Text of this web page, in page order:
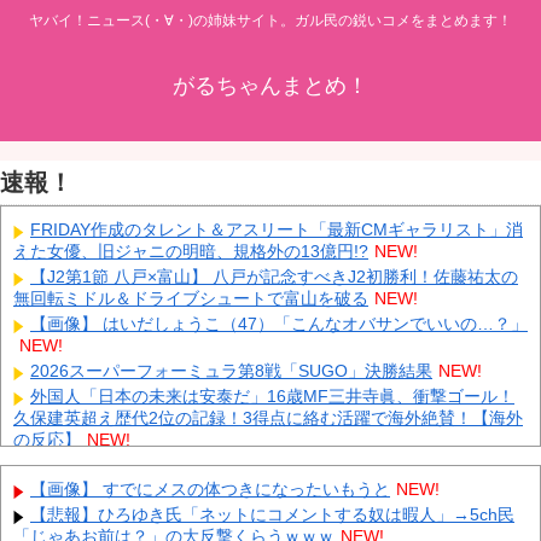
ヤバイ！ニュース(・∀・)の姉妹サイト。ガル民の鋭いコメをまとめます！
がるちゃんまとめ！
速報！
FRIDAY作成のタレント＆アスリート「最新CMギャラリスト」消
えた女優、旧ジャニの明暗、規格外の13億円!? NEW!
【J2第1節 八戸×富山】 八戸が記念すべきJ2初勝利！佐藤祐太の
無回転ミドル＆ドライブシュートで富山を破る NEW!
【画像】 はいだしょうこ（47）「こんなオバサンでいいの…？」
NEW!
2026スーパーフォーミュラ第8戦「SUGO」決勝結果 NEW!
外国人「日本の未来は安泰だ」16歳MF三井寺眞、衝撃ゴール！
久保建英超え歴代2位の記録！3得点に絡む活躍で海外絶賛！【海外
の反応】
NEW!
中国「大豪雨！」三峡ダム「基礎部分破損」中国「全力放流！」
台風13号「中国上陸予測」台風15号「中国接近（画像」中国「台風
同時上陸！（穀物生産が壊滅危機」→ NEW!
大学生ワイ、株で大儲けしてしまうｗｗｗｗｗｗｗｗｗｗ
【画像】 すでにメスの体つきになったいもうと NEW!
【悲報】ひろゆき氏「ネットにコメントする奴は暇人」→5ch民
「じゃあお前は？」の大反撃くらうｗｗｗ NEW!